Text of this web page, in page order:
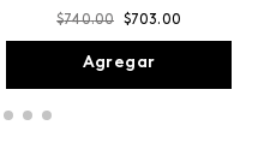
$740.00 $703.00
Agregar